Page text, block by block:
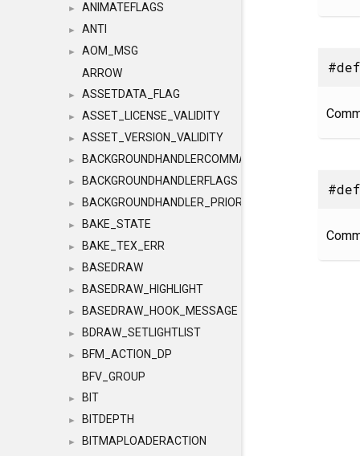
► ANIMATEFLAGS
► ANTI
►
AOM_MSG
ARROW
► ASSETDATA_FLAG
► ASSET_LICENSE_VALIDITY
► ASSET_VERSION_VALIDITY
► BACKGROUNDHANDLERCOMMAND
► BACKGROUNDHANDLERFLAGS
► BACKGROUNDHANDLER_PRIORITY
► BAKE_STATE
► BAKE_TEX_ERR
► BASEDRAW
► BASEDRAW_HIGHLIGHT
► BASEDRAW_HOOK_MESSAGE
► BDRAW_SETLIGHTLIST
►
BFM_ACTION_DP
BFV_GROUP
► BIT
► BITDEPTH
►
BITMAPLOADERACTION